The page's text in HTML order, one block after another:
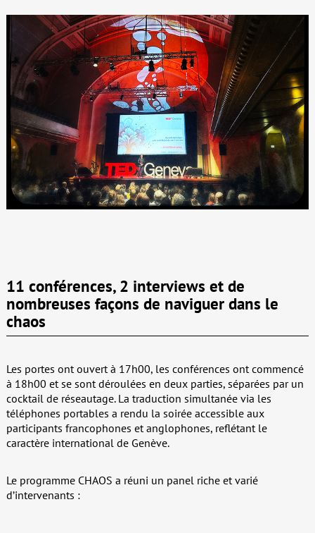
11 conférences, 2 interviews et de
nombreuses façons de naviguer dans le
chaos
Les portes ont ouvert à 17h00, les conférences ont commencé
à 18h00 et se sont déroulées en deux parties, séparées par un
cocktail de réseautage. La traduction simultanée via les
téléphones portables a rendu la soirée accessible aux
participants francophones et anglophones, reflétant le
caractère international de Genève.
Le programme CHAOS a réuni un panel riche et varié
d’intervenants :